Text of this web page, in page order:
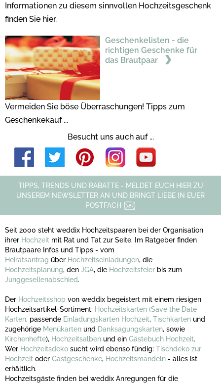
Informationen zu diesem sinnvollen Hochzeitsgeschenk
finden Sie hier.
Geschenkelisten - die
richtigen Geschenke für
das Brautpaar
Vermeiden Sie böse Überraschungen! Tipps zum
Geschenkekauf ...
Besucht uns auch auf ...
TIPPS, TRENDS UND RABATTE - MELDET EUCH HIER ZU
UNSEREM NEWSLETTER AN UND BRINGT LIEBE IN EUER
POSTFACH
Seit 2000 steht weddix Hochzeitspaaren bei der Organisation
ihrer Hochzeit mit Rat und Tat zur Seite. Im Ratgeber finden
Brautpaare Infos und Tipps - vom
Heiratsantrag über Hochzeitseinladungen, die
Hochzeitsplanung, den JGA, die Hochzeitsfeier bis zum
Junggesellenabschied.
Der Hochzeitsshop von weddix begeistert mit einem riesigen
Hochzeitsartikel-Sortiment: Hochzeitskarten (Save the Date
Karten, passende Einladungskarten Hochzeit, Tischkarten und
zugehörige Menükarten und Danksagungskarten, sowie
Kirchenhefte), Hochzeitsalben und ein Gästebuch Hochzeit.
Wer Hochzeitsdeko sucht wird ebenso fündig: Tischdeko zur
Hochzeit oder Gastgeschenke, Hochzeitsmandeln - alles ist
erhältlich.
Hochzeitsgäste finden bei weddix Anregungen für die